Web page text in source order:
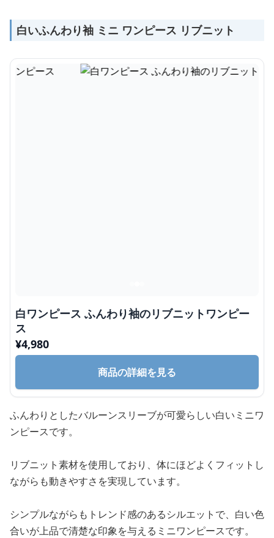
白いふんわり袖 ミニ ワンピース リブニット
白ワンピース ふんわり袖のリブニットワンピー
ス
¥4,980
商品の詳細を見る
ふんわりとしたバルーンスリーブが可愛らしい白いミニワ
ンピースです。
リブニット素材を使用しており、体にほどよくフィットし
ながらも動きやすさを実現しています。
シンプルながらもトレンド感のあるシルエットで、白い色
合いが上品で清楚な印象を与えるミニワンピースです。